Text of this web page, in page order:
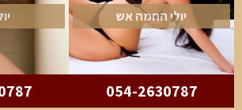
יולי החמה אש
054-2630787